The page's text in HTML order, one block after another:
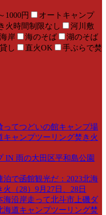
1000円
オートキャンプ
火時間制限なし
河川敷
海岸 海のそば
湖のそば
し 直火OK
手ぶらで焚
てつどいの館キャンプ場
キャンプツーリング焚き火
IN 雨の大田区平和島公園
泊で函館観光だ：2023北海
（28）9月27日、28日
沿岸走って北斗市上磯ダ
海道キャンプツーリング焚